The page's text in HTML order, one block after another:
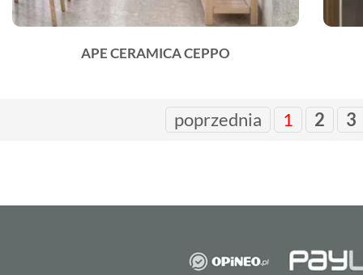
APE CERAMICA CEPPO
poprzednia 1 2 3